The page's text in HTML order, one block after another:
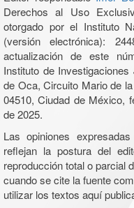
Derechos al Uso
otorgado por el Instituto
(versión electrónica):
actualización de este
Instituto de
de Oca, Circuito Mario de
04510, Ciudad de México,
de 2025.
Las opiniones
reflejan la postura del
reproducción total o parcial
cuando se cite la fuente
utilizar los textos aquí